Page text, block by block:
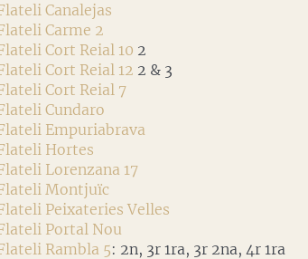
Canalejas
Carme 2
Cort Reial 10 2
Cort Reial 12 2 & 3
Cort Reial 7
Cundaro
Empuriabrava
Hortes
Lorenzana 17
Montjuïc
Peixateries Velles
Portal Nou
Rambla 5: 2n, 3r 1ra, 3r 2na, 4r 1ra